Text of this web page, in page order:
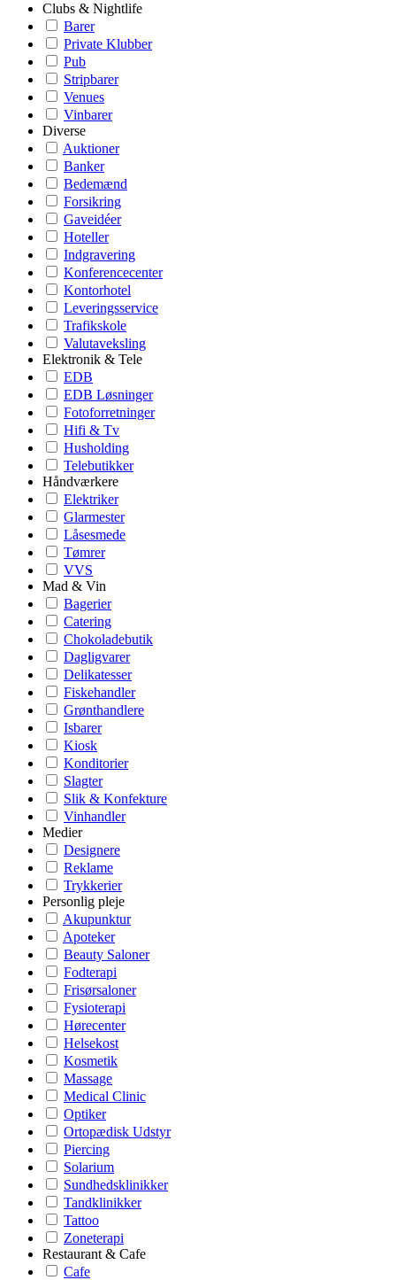
Clubs & Nightlife
Barer
Private Klubber
Pub
Stripbarer
Venues
Vinbarer
Diverse
Auktioner
Banker
Bedemænd
Forsikring
Gaveidéer
Hoteller
Indgravering
Konferencecenter
Kontorhotel
Leveringsservice
Trafikskole
Valutaveksling
Elektronik & Tele
EDB
EDB Løsninger
Fotoforretninger
Hifi & Tv
Husholding
Telebutikker
Håndværkere
Elektriker
Glarmester
Låsesmede
Tømrer
VVS
Mad & Vin
Bagerier
Catering
Chokoladebutik
Dagligvarer
Delikatesser
Fiskehandler
Grønthandlere
Isbarer
Kiosk
Konditorier
Slagter
Slik & Konfekture
Vinhandler
Medier
Designere
Reklame
Trykkerier
Personlig pleje
Akupunktur
Apoteker
Beauty Saloner
Fodterapi
Frisørsaloner
Fysioterapi
Hørecenter
Helsekost
Kosmetik
Massage
Medical Clinic
Optiker
Ortopædisk Udstyr
Piercing
Solarium
Sundhedsklinikker
Tandklinikker
Tattoo
Zoneterapi
Restaurant & Cafe
Cafe